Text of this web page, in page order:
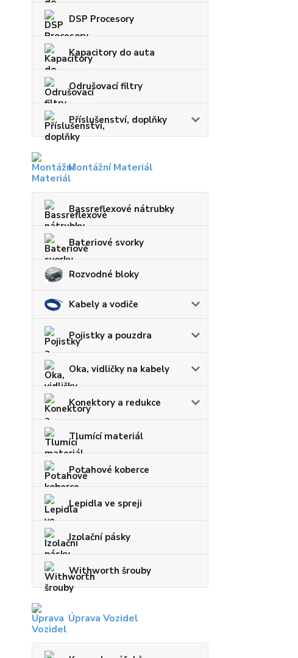
DSP Procesory
Kapacitory do auta
Odrušovací filtry
Příslušenství, doplňky
Montážní Materiál
Bassreflexové nátrubky
Bateriové svorky
Rozvodné bloky
Kabely a vodiče
Pojistky a pouzdra
Oka, vidličky na kabely
Konektory a redukce
Tlumící materiál
Potahové koberce
Lepidla ve spreji
Izolační pásky
Withworth šrouby
Úprava Vozidel